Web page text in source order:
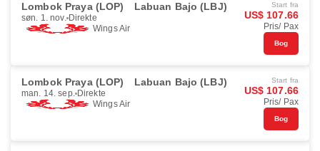
Lombok Praya (LOP) Labuan Bajo (LBJ)
søn. 1. nov. Direkte
Wings Air
Start fra
US$ 107.66
Pris/ Pax
Bog
Lombok Praya (LOP) Labuan Bajo (LBJ)
man. 14. sep. Direkte
Wings Air
Start fra
US$ 107.66
Pris/ Pax
Bog